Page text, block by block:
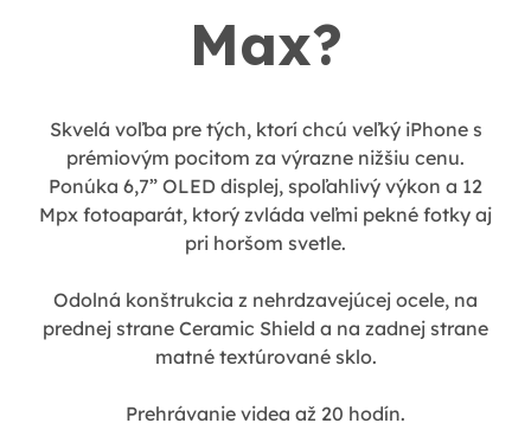
Max?
Skvelá voľba pre tých, ktorí chcú veľký iPhone s
prémiovým pocitom za výrazne nižšiu cenu.
Ponúka 6,7” OLED displej, spoľahlivý výkon a 12
Mpx fotoaparát, ktorý zvláda veľmi pekné fotky aj
pri horšom svetle.
Odolná konštrukcia z nehrdzavejúcej ocele, na
prednej strane Ceramic Shield a na zadnej strane
matné textúrované sklo.
Prehrávanie videa až 20 hodín.